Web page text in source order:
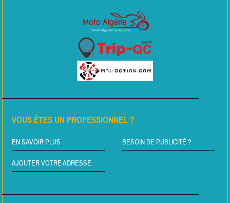
VOUS ÊTES UN PROFESSIONNEL ?
EN SAVOIR PLUS BESOIN DE PUBLICITÉ ?
AJOUTER VOTRE ADRESSE